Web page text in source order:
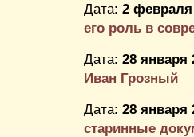
Дата: 2 февраля
его роль в
Дата: 28 января
Иван Грозный
Дата: 28 января
старинные